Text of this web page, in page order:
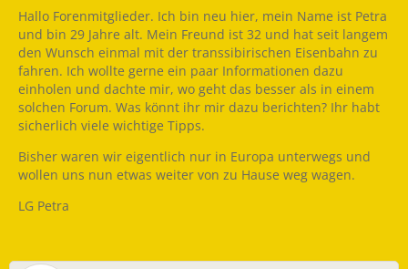
Hallo Forenmitglieder. Ich bin neu hier, mein Name ist Petra
und bin 29 Jahre alt. Mein Freund ist 32 und hat seit langem
den Wunsch einmal mit der transsibirischen Eisenbahn zu
fahren. Ich wollte gerne ein paar Informationen dazu
einholen und dachte mir, wo geht das besser als in einem
solchen Forum. Was könnt ihr mir dazu berichten? Ihr habt
sicherlich viele wichtige Tipps.
Bisher waren wir eigentlich nur in Europa unterwegs und
wollen uns nun etwas weiter von zu Hause weg wagen.
LG Petra